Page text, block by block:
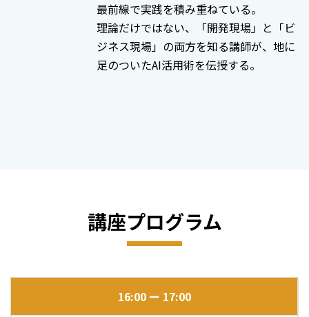
最前線で実践を積み重ねている。
理論だけではない、「開発現場」と「ビ
ジネス現場」の両方を知る講師が、地に
足のついたAI活用術を伝授する。
講座プログラム
16:00 17:00